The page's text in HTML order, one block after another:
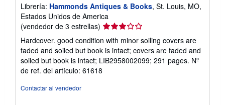
Librería: Hammonds Antiques & Books, St. Louis, MO,
Estados Unidos de America
(vendedor de 3 estrellas) Calificación
vendedor:
3
de
Hardcover. good condition with minor soiling covers are
faded and soiled but book is intact; covers are faded and
soiled but book is intact; LIB2958002099; 291 pages. Nº
de ref. del artículo: 61618
Contactar al vendedor